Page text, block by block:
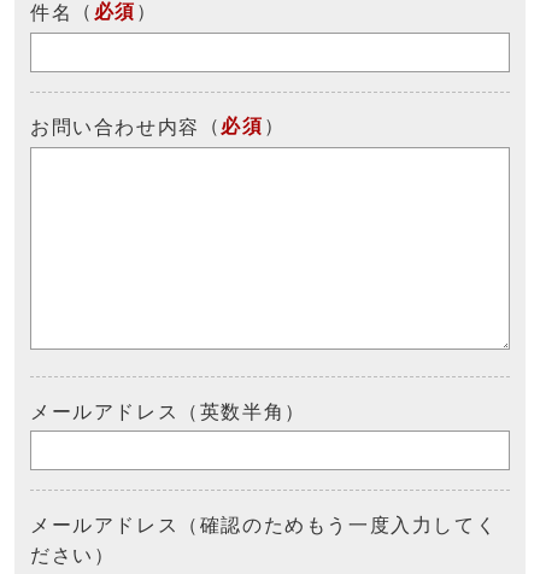
件名 （ 必須 ）
お問い合わせ内容 （ 必須 ）
メールアドレス（英数半角）
メールアドレス（確認のためもう一度入力してく
ださい）